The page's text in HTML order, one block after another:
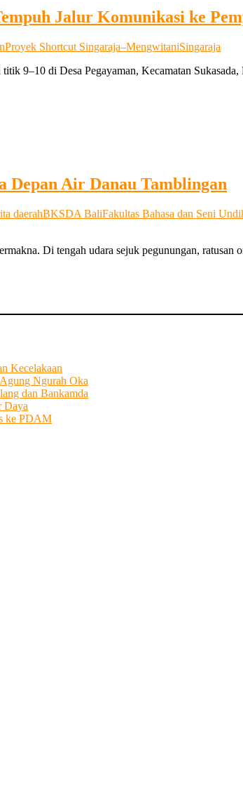
Jalur Komunikasi ke
Proyek Shortcut Singaraja–MengwitaniSingaraja
9–10 di Desa Pegayaman, Kecamatan
Air Danau Tamblingan
daerahBKSDA BaliFakultas Bahasa dan Seni
Di tengah udara sejuk pegunungan, ratusan
Kecelakaan
Ngurah Oka
dan Bankamda
Daya
ke PDAM